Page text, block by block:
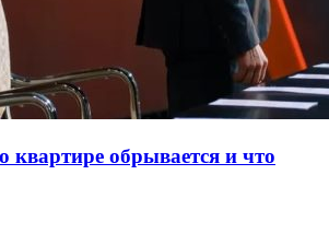
квартире обрывается и что